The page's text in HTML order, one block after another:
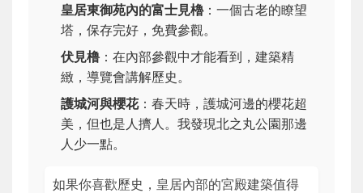
皇居東御苑內的富士見櫓：一個古老的瞭望
塔，保存完好，免費參觀。
伏見橹 ：在內部參觀中才能看到，建築精
緻，導覽會講解歷史。
護城河與櫻花：春天時，護城河邊的櫻花超
美，但也是人擠人。我發現北之丸公園那邊
人少一點。
如果你喜歡歷史，皇居內部的宮殿建築值得